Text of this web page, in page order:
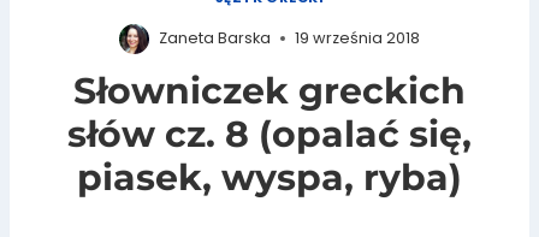
Zaneta Barska 19 września 2018
Słowniczek greckich
słów cz. 8 (opalać się,
piasek, wyspa, ryba)